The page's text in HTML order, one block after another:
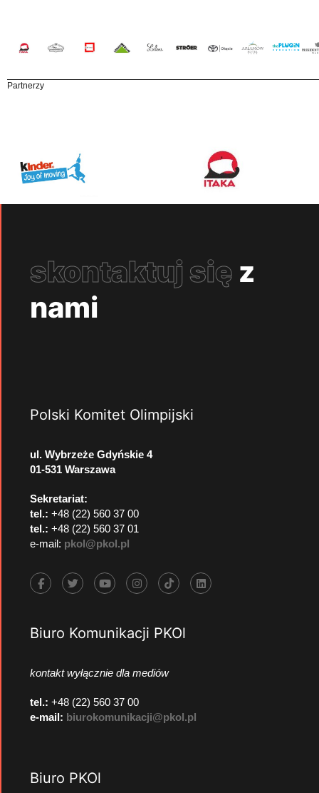
Partnerzy
skontaktuj się z
nami
Polski Komitet Olimpijski
ul. Wybrzeże Gdyńskie 4
01-531 Warszawa
Sekretariat:
tel.: +48 (22) 560 37 00
tel.: +48 (22) 560 37 01
e-mail: pkol@pkol.pl
Biuro Komunikacji PKOl
kontakt wyłącznie dla mediów
tel.: +48 (22) 560 37 00
e-mail: biurokomunikacji@pkol.pl
Biuro PKOl